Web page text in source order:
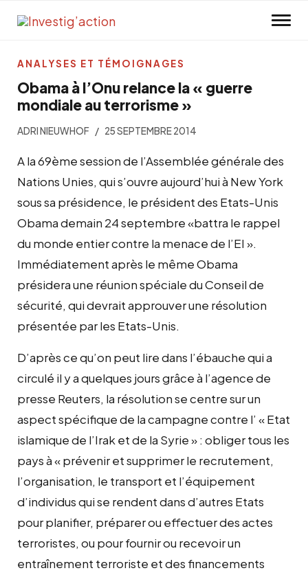
Obama à l’Onu relance la « guerre
mondiale au terrorisme »
ADRI NIEUWHOF 25 SEPTEMBRE 2014
A la 69ème session de l’Assemblée générale des
Nations Unies, qui s’ouvre aujourd’hui à New York
sous sa présidence, le président des Etats-Unis
Obama demain 24 septembre «battra le rappel
du monde entier contre la menace de l’EI ».
Immédiatement après le même Obama
présidera une réunion spéciale du Conseil de
sécurité, qui devrait approuver une résolution
présentée par les Etats-Unis.
D’après ce qu’on peut lire dans l’ébauche qui a
circulé il y a quelques jours grâce à l’agence de
presse Reuters, la résolution se centre sur un
aspect spécifique de la campagne contre l’ « Etat
islamique de l’Irak et de la Syrie » : obliger tous les
pays à « prévenir et supprimer le recrutement,
l’organisation, le transport et l’équipement
d’individus qui se rendent dans d’autres Etats
pour planifier, préparer ou effectuer des actes
terroristes, ou pour fournir ou recevoir un
entraînement terroriste et des financements
ANALYSES ET TÉMOIGNAGES